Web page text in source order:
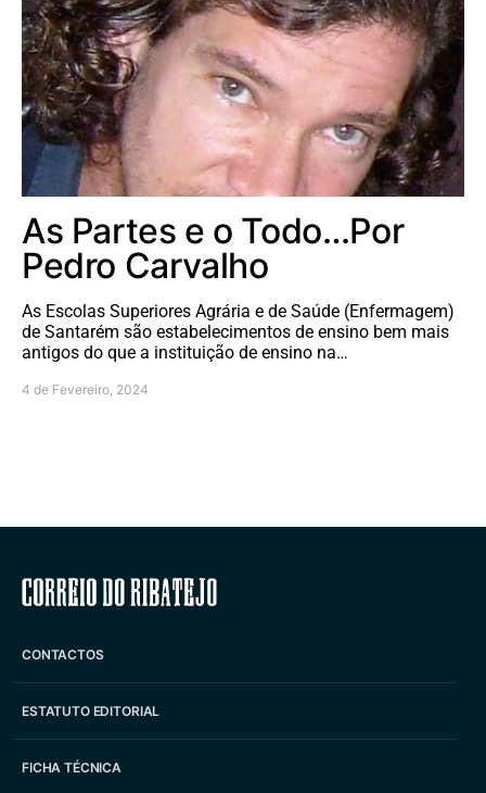
As Partes e o Todo…Por
Pedro Carvalho
As Escolas Superiores Agrária e de Saúde (Enfermagem)
de Santarém são estabelecimentos de ensino bem mais
antigos do que a instituição de ensino na…
4 de Fevereiro, 2024
Correio do Ribatejo
CONTACTOS
ESTATUTO EDITORIAL
FICHA TÉCNICA